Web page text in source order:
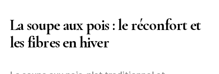
La soupe aux pois : le réconfort et
les fibres en hiver